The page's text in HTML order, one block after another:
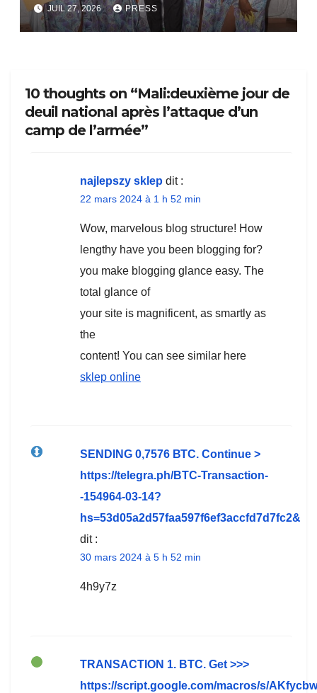
JUIL 27, 2026 PRESS
10 thoughts on “Mali:deuxième jour de
deuil national après l’attaque d’un
camp de l’armée”
najlepszy sklep dit :
22 mars 2024 à 1 h 52 min
Wow, marvelous blog structure! How
lengthy have you been blogging for?
you make blogging glance easy. The
total glance of
your site is magnificent, as smartly as
the
content! You can see similar here
sklep online
SЕNDING 0,7576 ВТС. Continue >
https://telegra.ph/BTC-Transaction-
-154964-03-14?
hs=53d05a2d57faa597f6ef3accfd7d7fc2&
dit :
30 mars 2024 à 5 h 52 min
4h9y7z
TRАNSАСТIОN 1. ВTC. Get >>>
https://script.google.com/macros/s/